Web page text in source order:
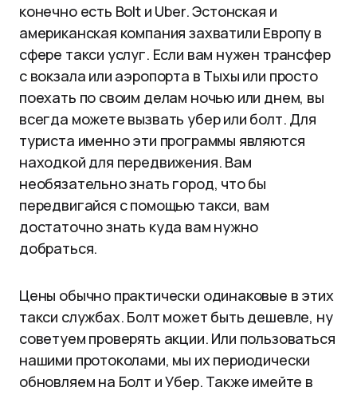
конечно есть Bolt и Uber. Эстонская и
американская компания захватили Европу в
сфере такси услуг. Если вам нужен трансфер
с вокзала или аэропорта в Тыхы или просто
поехать по своим делам ночью или днем, вы
всегда можете вызвать убер или болт. Для
туриста именно эти программы являются
находкой для передвижения. Вам
необязательно знать город, что бы
передвигайся с помощью такси, вам
достаточно знать куда вам нужно
добраться.
Цены обычно практически одинаковые в этих
такси службах. Болт может быть дешевле, ну
советуем проверять акции. Или пользоваться
нашими протоколами, мы их периодически
обновляем на Болт и Убер. Также имейте в